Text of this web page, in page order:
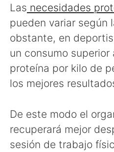
Las necesidades
pueden variar según
obstante, en
un consumo superior
proteína por kilo de
los mejores
De este modo el
recuperará mejor
sesión de trabajo